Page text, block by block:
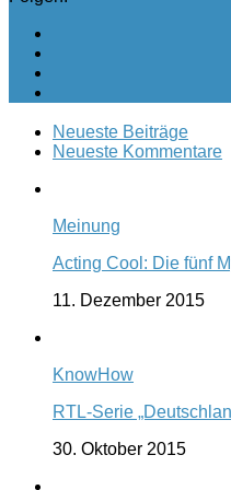
Neueste Beiträge
Neueste Kommentare
Meinung
Acting Cool: Die fünf
11. Dezember 2015
KnowHow
RTL-Serie
30. Oktober 2015